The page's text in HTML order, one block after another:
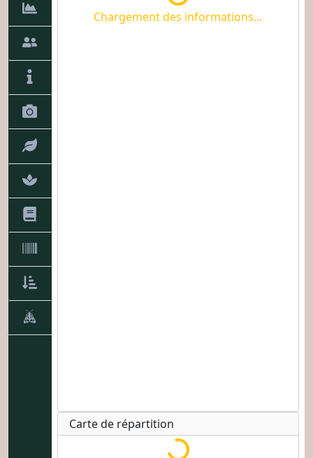
Chargement des informations...
Carte de répartitionChargement des informations...